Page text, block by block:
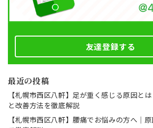
友達登録する
最近の投稿
【札幌市西区八軒】足が重く感じる原因と
と改善方法を徹底解説
【札幌市西区八軒】腰痛でお悩みの方へ｜